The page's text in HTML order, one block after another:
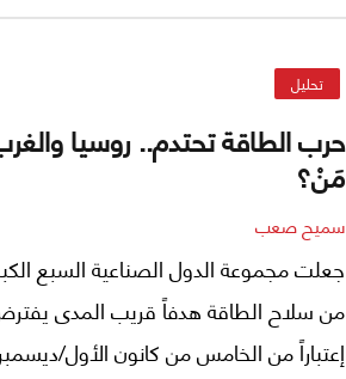
تدور فقط حول الصواريخ والسفن ومضيق
حول النفط، العقوبات، سلاسل الإمداد،
المعادن النادرة، ومن يملك حق الشراكة في
المقبل.
تحليل
حرب الطاقة تحتدم.. روسيا
مَنْ؟
سميح صعب
جعلت مجموعة الدول الصناعية السبع
من سلاح الطاقة هدفاً قريب المدى
إعتباراً من الخامس من كانون الأول/